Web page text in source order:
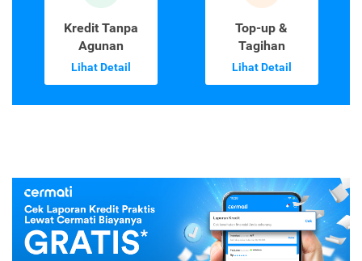
Kredit Tanpa
Agunan
Lihat Detail
Top-up &
Tagihan
Lihat Detail